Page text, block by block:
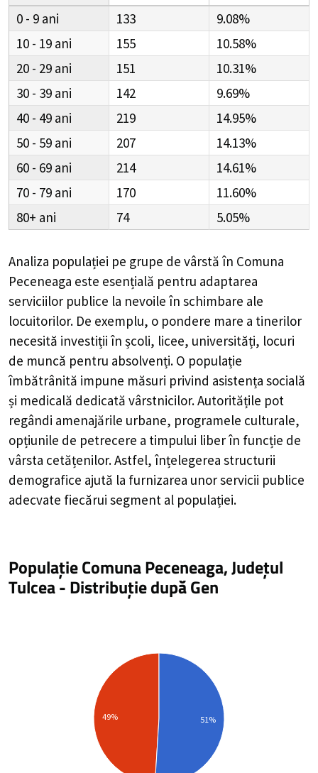
0 - 9 133
9.08%
10 - 19
155
10.58%
20 - 29
151
10.31%
30 - 39
142
9.69%
40 - 49
219
14.95%
50 - 59
207
14.13%
60 - 69
214
14.61%
70 - 79
170
11.60%
80+
74 5.05%
Analiza populației pe grupe de vârstă în Comuna
Peceneaga este esențială pentru adaptarea
serviciilor publice la nevoile în schimbare ale
locuitorilor. De exemplu, o pondere mare a tinerilor
necesită investiții în școli, licee, universități, locuri
de muncă pentru absolvenți. O populație
îmbătrânită impune măsuri privind asistența socială
și medicală dedicată vârstnicilor. Autoritățile pot
regândi amenajările urbane, programele culturale,
opțiunile de petrecere a timpului liber în funcție de
vârsta cetățenilor. Astfel, înțelegerea structurii
demografice ajută la furnizarea unor servicii publice
adecvate fiecărui segment al populației.
Populație Comuna Peceneaga, Județul
Tulcea-Distribuțiedupă Gen
49% 51%